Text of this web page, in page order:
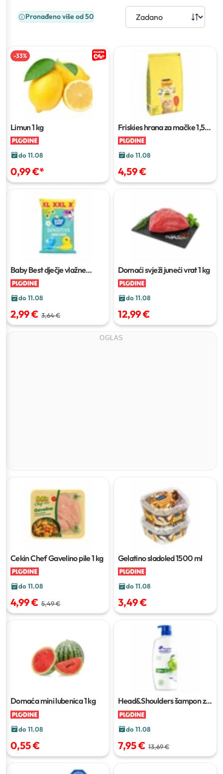
Pronađeno više od 50
-33%
Limun1 kg
do 11.08
0,99 €*
Friskies hrana za mačke1,5
kg
do 11.08
4,59 €
Baby Best dječje vlažne
maramice
do 11.08
2,99 € 3,64 €
Domaći svježi juneći vrat1 kg
do 11.08
12,99 €
OGLAS
Cekin Chef Gavelino pile1 kg
do 11.08
4,99 € 5,49 €
Gelatino sladoled1500 ml
do 11.08
3,49 €
Domaća mini lubenica1 kg
do 11.08
0,55 €
Head&Shoulders šampon za
kosu800 ml
do 11.08
7,95 € 13,69 €